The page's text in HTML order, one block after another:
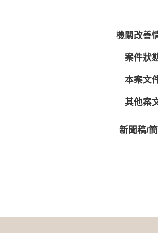
機關改善
案件狀
本案文
其他案
新聞稿/簡